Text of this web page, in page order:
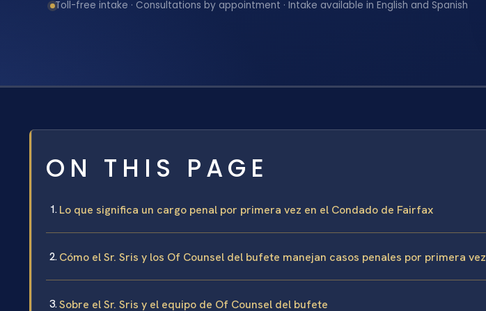
Toll-free intake · Consultations by appointment · Intake available in English and Spanish
ON THIS PAGE
Lo que significa un cargo penal por primera vez en el Condado de Fairfax
Cómo el Sr. Sris y los Of Counsel del bufete manejan casos penales por primera vez
Sobre el Sr. Sris y el equipo de Of Counsel del bufete